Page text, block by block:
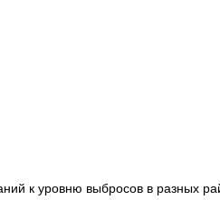
к уровню выбросов в разных